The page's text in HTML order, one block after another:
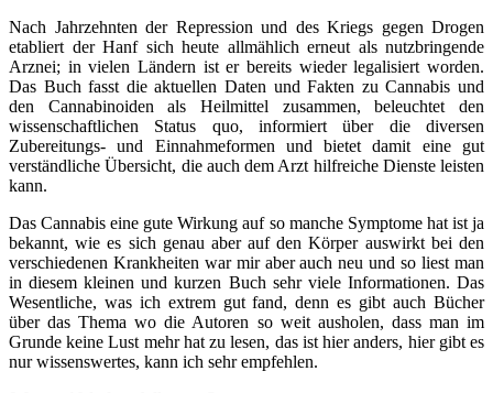
Nach Jahrzehnten der Repression und des Kriegs gegen Drogen
etabliert der Hanf sich heute allmählich erneut als nutzbringende
Arznei; in vielen Ländern ist er bereits wieder legalisiert worden.
Das Buch fasst die aktuellen Daten und Fakten zu Cannabis und
den Cannabinoiden als Heilmittel zusammen, beleuchtet den
wissenschaftlichen Status quo, informiert über die diversen
Zubereitungs- und Einnahmeformen und bietet damit eine gut
verständliche Übersicht, die auch dem Arzt hilfreiche Dienste leisten
kann.
Das Cannabis eine gute Wirkung auf so manche Symptome hat ist ja
bekannt, wie es sich genau aber auf den Körper auswirkt bei den
verschiedenen Krankheiten war mir aber auch neu und so liest man
in diesem kleinen und kurzen Buch sehr viele Informationen. Das
Wesentliche, was ich extrem gut fand, denn es gibt auch Bücher
über das Thema wo die Autoren so weit ausholen, dass man im
Grunde keine Lust mehr hat zu lesen, das ist hier anders, hier gibt es
nur wissenswertes, kann ich sehr empfehlen.